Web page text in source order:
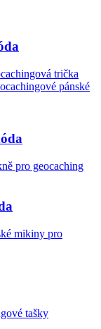
trička
pánské
pro geocaching
mikiny pro
tašky